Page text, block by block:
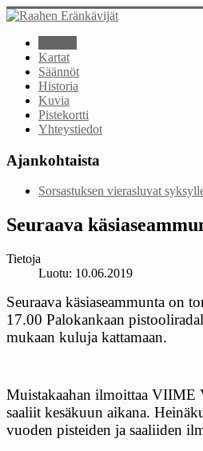
Kartat
Säännöt
Historia
Kuvia
Pistekortti
Yhteystiedot
Ajankohtaista
Sorsastuksen vierasluvat
Seuraava
Tietoja
Luotu: 10.06.2019
Seuraava käsiaseammunta on
17.00 Palokankaan
mukaan kuluja kattamaan.
Muistakaahan ilmoittaa VIIME
saaliit kesäkuun aikana.
vuoden pisteiden ja saaliiden